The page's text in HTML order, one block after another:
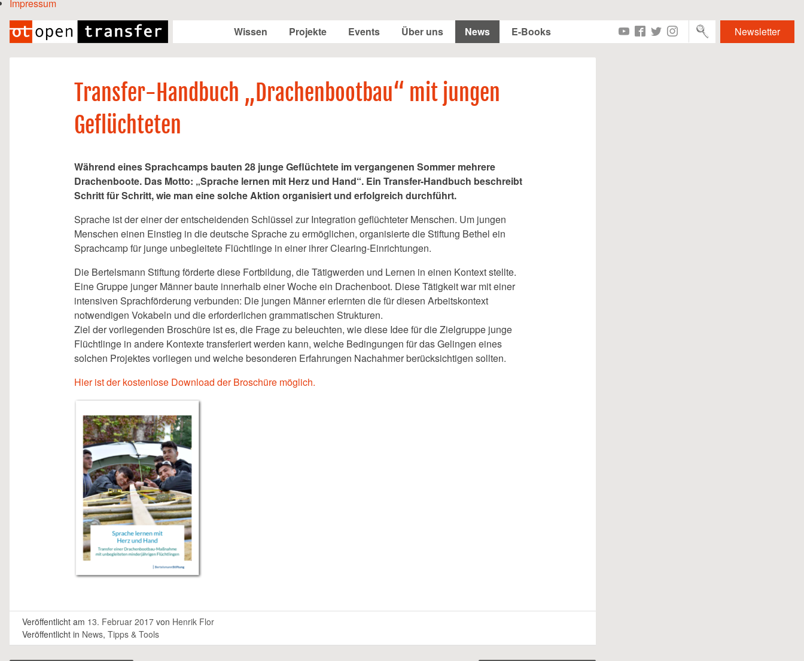
Impressum
Zum
Inhalt
springen
Wissen Projekte Events Über uns News E-Books Newsletter
Transfer-Handbuch „Drachenbootbau“ mit jungen
Geflüchteten
Während eines Sprachcamps bauten 28 junge Geflüchtete im vergangenen Sommer mehrere
Drachenboote. Das Motto: „Sprache lernen mit Herz und Hand“. Ein Transfer-Handbuch beschreibt
Schritt für Schritt, wie man eine solche Aktion organisiert und erfolgreich durchführt.
Sprache ist der einer der entscheidenden Schlüssel zur Integration geflüchteter Menschen. Um jungen
Menschen einen Einstieg in die deutsche Sprache zu ermöglichen, organisierte die Stiftung Bethel ein
Sprachcamp für junge unbegleitete Flüchtlinge in einer ihrer Clearing-Einrichtungen.
Die Bertelsmann Stiftung förderte diese Fortbildung, die Tätigwerden und Lernen in einen Kontext stellte.
Eine Gruppe junger Männer baute innerhalb einer Woche ein Drachenboot. Diese Tätigkeit war mit einer
intensiven Sprachförderung verbunden: Die jungen Männer erlernten die für diesen Arbeitskontext
notwendigen Vokabeln und die erforderlichen grammatischen Strukturen.
Ziel der vorliegenden Broschüre ist es, die Frage zu beleuchten, wie diese Idee für die Zielgruppe junge
Flüchtlinge in andere Kontexte transferiert werden kann, welche Bedingungen für das Gelingen eines
solchen Projektes vorliegen und welche besonderen Erfahrungen Nachahmer berücksichtigen sollten.
Hier ist der kostenlose Download der Broschüre möglich.
Veröffentlicht am 13. Februar 2017 von Henrik Flor
Veröffentlicht in News, Tipps & Tools